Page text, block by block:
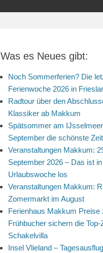
Was es Neues gibt:
Noch Sommerferien? Die
Ferienwoche 2026 in
Radtour über den
Klassiker ab Makkum
Spätsommer am
September die schönste
Veranstaltungen Makkum:
September 2026 – Das ist
Urlaubswoche los
Veranstaltungen Makkum:
Zomermarkt im August
Ferienhaus Makkum Preise
Frühbucher sichern die Top-
Schakelvilla
Insel Vlieland –